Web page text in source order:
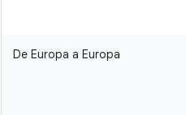
De Europa a Europa